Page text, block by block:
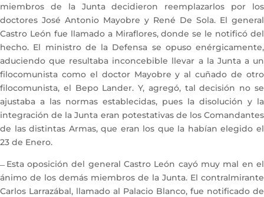
miembros de la Junta decidieron reemplazarlos por los
doctores José Antonio Mayobre y René De Sola. El general
Castro León fue llamado a Miraflores, donde se le notificó del
hecho. El ministro de la Defensa se opuso enérgicamente,
aduciendo que resultaba inconcebible llevar a la Junta a un
filocomunista como el doctor Mayobre y al cuñado de otro
filocomunista, el Bepo Lander. Y, agregó, tal decisión no se
ajustaba a las normas establecidas, pues la disolución y la
integración de la Junta eran potestativas de los Comandantes
de las distintas Armas, que eran los que la habían elegido el
23 de Enero.
̶ Esta oposición del general Castro León cayó muy mal en el
ánimo de los demás miembros de la Junta. El contralmirante
Carlos Larrazábal, llamado al Palacio Blanco, fue notificado de